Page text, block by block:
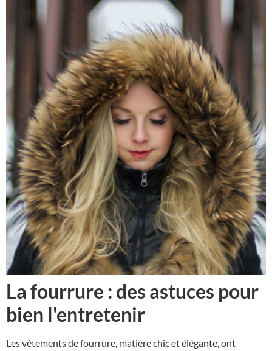
La fourrure : des astuces pour
bien l'entretenir
Les vêtements de fourrure, matière chic et élégante, ont